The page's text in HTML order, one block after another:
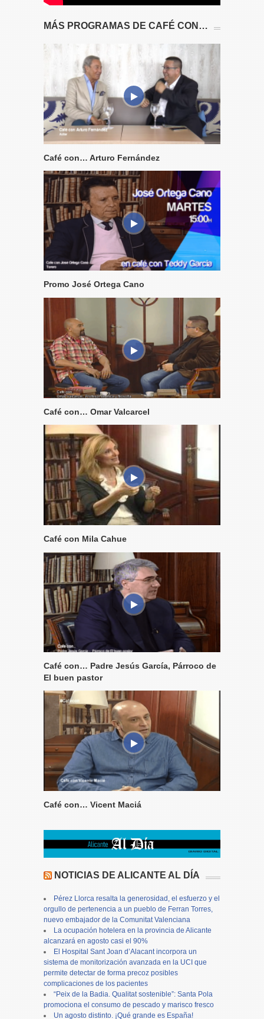
MÁS PROGRAMAS DE CAFÉ CON…
Café con… Arturo Fernández
Promo José Ortega Cano
Café con… Omar Valcarcel
Café con Mila Cahue
Café con… Padre Jesús García, Párroco de
El buen pastor
Café con… Vicent Maciá
NOTICIAS DE ALICANTE AL DÍA
Pérez Llorca resalta la generosidad, el esfuerzo y el
orgullo de pertenencia a un pueblo de Ferran Torres,
nuevo embajador de la Comunitat Valenciana
La ocupación hotelera en la provincia de Alicante
alcanzará en agosto casi el 90%
El Hospital Sant Joan d’Alacant incorpora un
sistema de monitorización avanzada en la UCI que
permite detectar de forma precoz posibles
complicaciones de los pacientes
“Peix de la Badia. Qualitat sostenible”: Santa Pola
promociona el consumo de pescado y marisco fresco
Un agosto distinto. ¡Qué grande es España!